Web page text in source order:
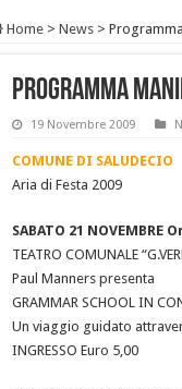
Home > News >
Programma
19 Novembre 2009
COMUNE DI SALUDECIO
Aria di Festa 2009
SABATO 21 NOVEMBRE
TEATRO COMUNALE
Paul Manners presenta
GRAMMAR SCHOOL IN
Un viaggio guidato
INGRESSO Euro 5,00